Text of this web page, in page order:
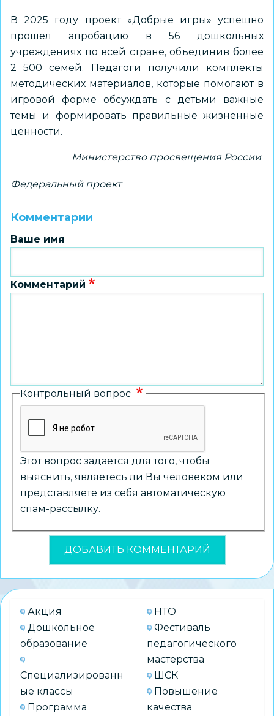
В 2025 году проект «Добрые игры» успешно
прошел апробацию в 56 дошкольных
учреждениях по всей стране, объединив более
2 500 семей. Педагоги получили комплекты
методических материалов, которые помогают в
игровой форме обсуждать с детьми важные
темы и формировать правильные жизненные
ценности.
Министерство просвещения России
Федеральный проект
Комментарии
Ваше имя
Комментарий
Контрольный вопрос
Этот вопрос задается для того, чтобы
выяснить, являетесь ли Вы человеком или
представляете из себя автоматическую
спам-рассылку.
Акция
Дошкольное
образование
Специализированн
ые классы
Программа
НТО
Фестиваль
педагогического
мастерства
ШСК
Повышение
качества